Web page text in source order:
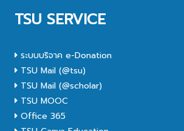
TSU SERVICE
ระบบบริจาค e-Donation
TSU Mail (@tsu)
TSU Mail (@scholar)
TSU MOOC
Office 365